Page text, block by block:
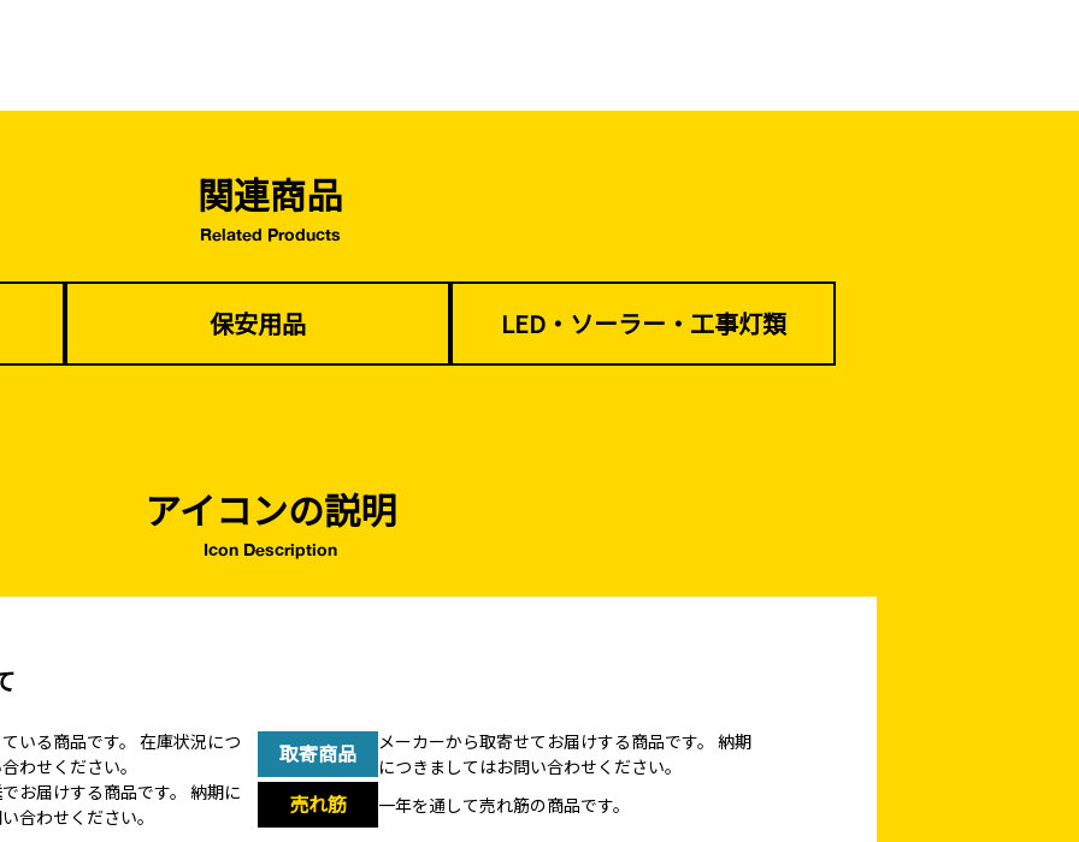
関連商品
Related Products
保安用品 LED・ソーラー・工事灯類
アイコンの説明
Icon Description
いる商品です。 在庫状況につ
わせください。
取寄商品 メーカーから取寄せてお届けする商品です。 納期
につきましてはお問い合わせください。
お届けする商品です。 納期に
合わせください。
売れ筋 一年を通して売れ筋の商品です。